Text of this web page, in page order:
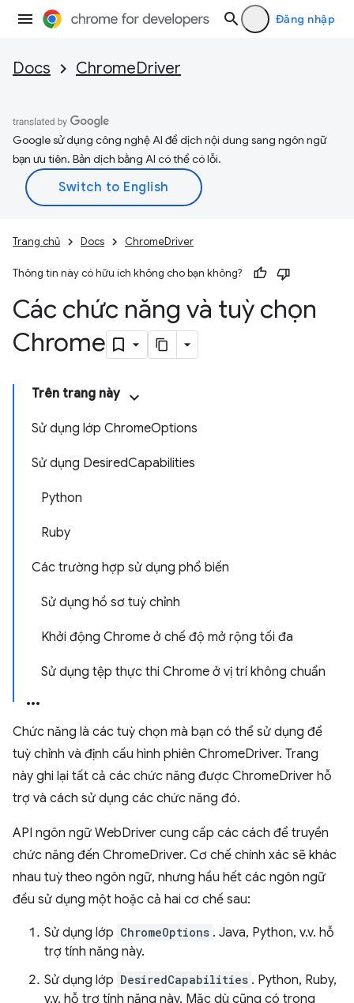
Đăng nhập
Docs ChromeDriver
Google sử dụng công nghệ AI để dịch nội dung sang ngôn ngữ
bạn ưu tiên. Bản dịch bằng AI có thể có lỗi.
Trang chủ Docs ChromeDriver
Thông tin này có hữu ích không cho bạn không?
Các chức năng và tuỳ chọn
Chrome
Trên trang này
Sử dụng lớp ChromeOptions
Sử dụng DesiredCapabilities
Python
Ruby
Các trường hợp sử dụng phổ biến
Sử dụng hồ sơ tuỳ chỉnh
Khởi động Chrome ở chế độ mở rộng tối đa
Sử dụng tệp thực thi Chrome ở vị trí không chuẩn
Chức năng là các tuỳ chọn mà bạn có thể sử dụng để
tuỳ chỉnh và định cấu hình phiên ChromeDriver. Trang
này ghi lại tất cả các chức năng được ChromeDriver hỗ
trợ và cách sử dụng các chức năng đó.
API ngôn ngữ WebDriver cung cấp các cách để truyền
chức năng đến ChromeDriver. Cơ chế chính xác sẽ khác
nhau tuỳ theo ngôn ngữ, nhưng hầu hết các ngôn ngữ
đều sử dụng một hoặc cả hai cơ chế sau:
Sử dụng lớp ChromeOptions . Java, Python, v.v. hỗ
trợ tính năng này.
Sử dụng lớp DesiredCapabilities . Python, Ruby,
v.v. hỗ trợ tính năng này. Mặc dù cũng có trong